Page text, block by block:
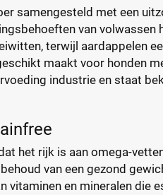
samengesteld met een
van volwassen
terwijl aardappelen
maakt voor honden
industrie en staat
het rijk is aan omega-
van een gezond
vitaminen en mineralen die